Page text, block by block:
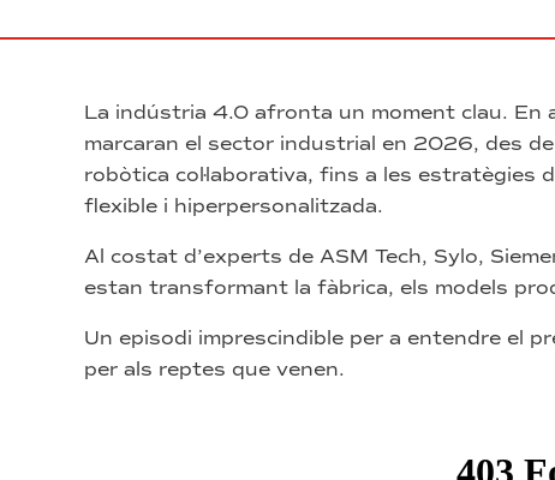
La indústria 4.0 afronta un moment clau. En
marcaran el sector industrial en 2026, des
robòtica col·laborativa, fins a les estratègies
flexible i hiperpersonalitzada.
Al costat d’experts de ASM Tech, Sylo,
estan transformant la fàbrica, els models
Un episodi imprescindible per a entendre el
per als reptes que venen.